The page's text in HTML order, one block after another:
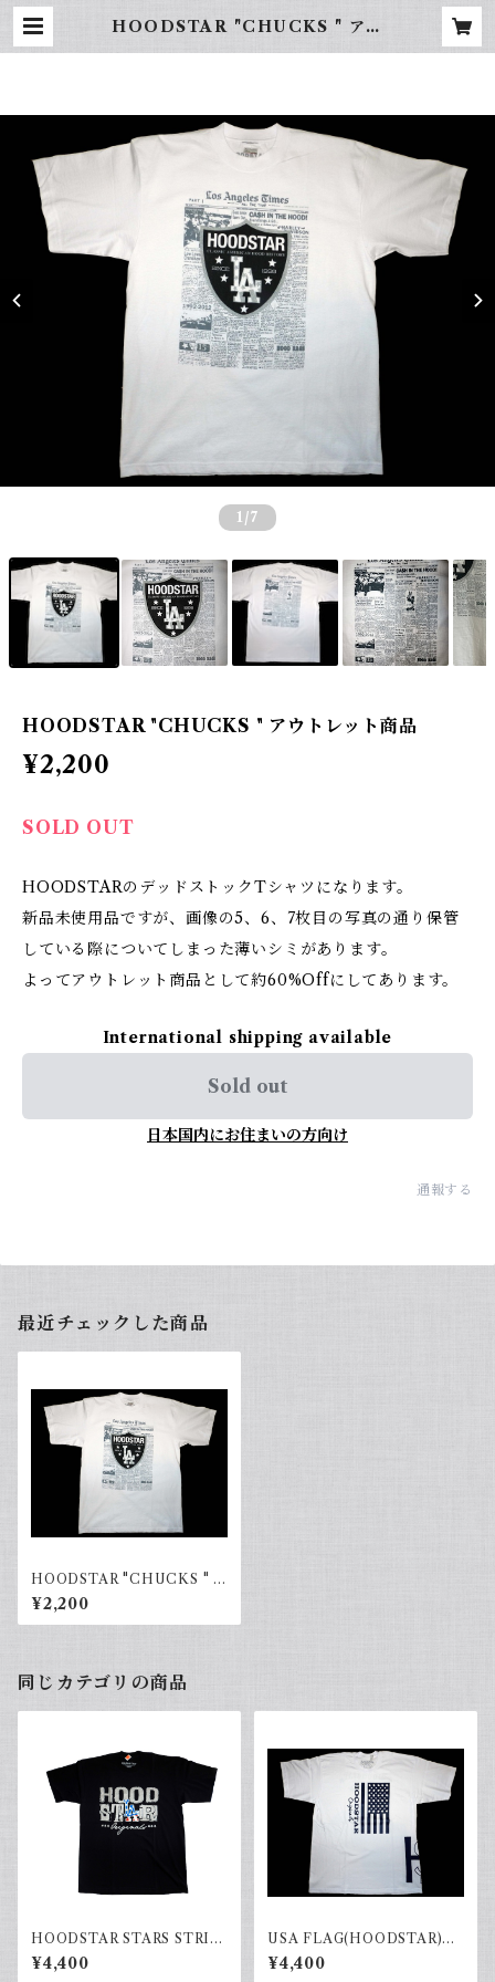
HOODSTAR "CHUCKS " アウ
1 /7
HOODSTAR "CHUCKS " アウトレット商品
¥2,200
SOLD OUT
HOODSTARのデッドストックTシャツになります。
新品未使用品ですが、画像の5、6、7枚目の写真の通り保管
している際についてしまった薄いシミがあります。
よってアウトレット商品として約60%Offにしてあります。
International shipping available
Sold out
日本国内にお住まいの方向け
通報する
最近チェックした商品
HOODSTAR "CHUCKS " ア
ウトレット商品
¥2,200
同じカテゴリの商品
HOODSTAR STARS STRIP
ES(black)
¥4,400
USA FLAG(HOODSTAR)W
hite×Black
¥4,400